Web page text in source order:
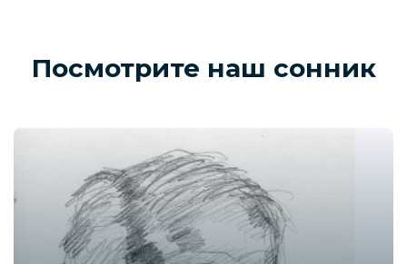
Посмотрите наш сонник